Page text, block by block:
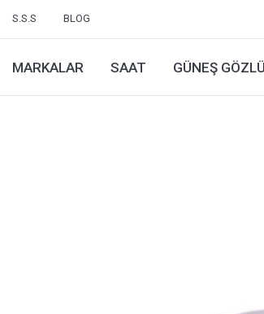
S.S.S BLOG
MARKALAR SAAT GÜNEŞ